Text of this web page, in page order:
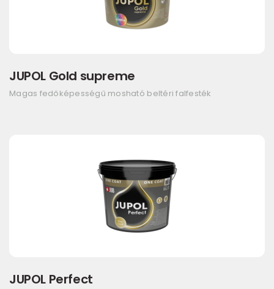
JUPOL Gold supreme
Magas fedőképességű mosható beltéri falfesték
JUPOL Perfect